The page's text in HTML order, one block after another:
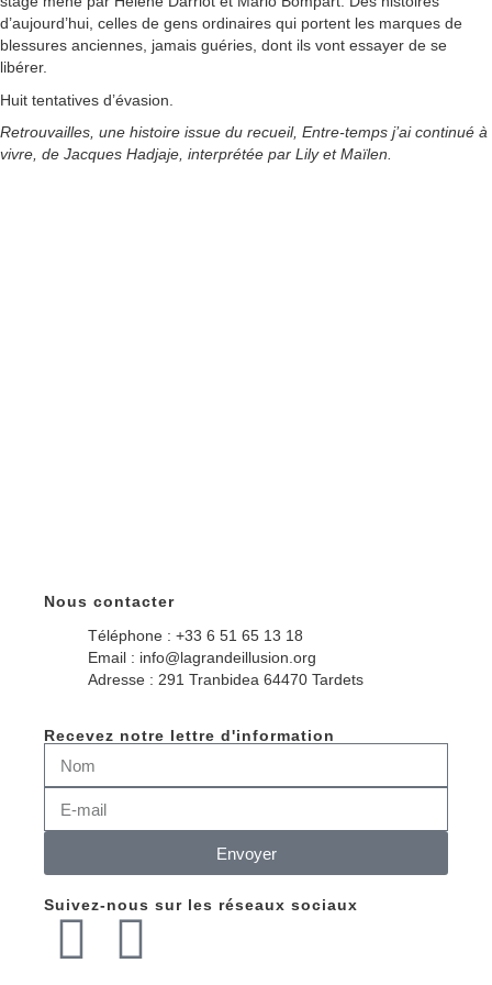
d’aujourd’hui, celles de gens ordinaires qui portent les marques de
blessures anciennes, jamais guéries, dont ils vont essayer de se
libérer.
Huit tentatives d’évasion.
Retrouvailles, une histoire issue du recueil, Entre-temps j’ai continué à
vivre, de Jacques Hadjaje, interprétée par Lily et Maïlen.
Nous contacter
Téléphone : +33 6 51 65 13 18
Email : info@lagrandeillusion.org
Adresse : 291 Tranbidea 64470 Tardets
Recevez notre lettre d'information
Envoyer
Suivez-nous sur les réseaux sociaux